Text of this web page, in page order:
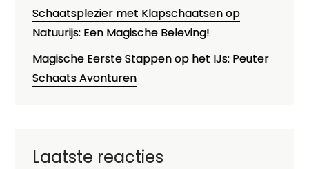
Schaatsplezier met Klapschaatsen op
Natuurijs: Een Magische Beleving!
Magische Eerste Stappen op het IJs: Peuter
Schaats Avonturen
Laatste reacties